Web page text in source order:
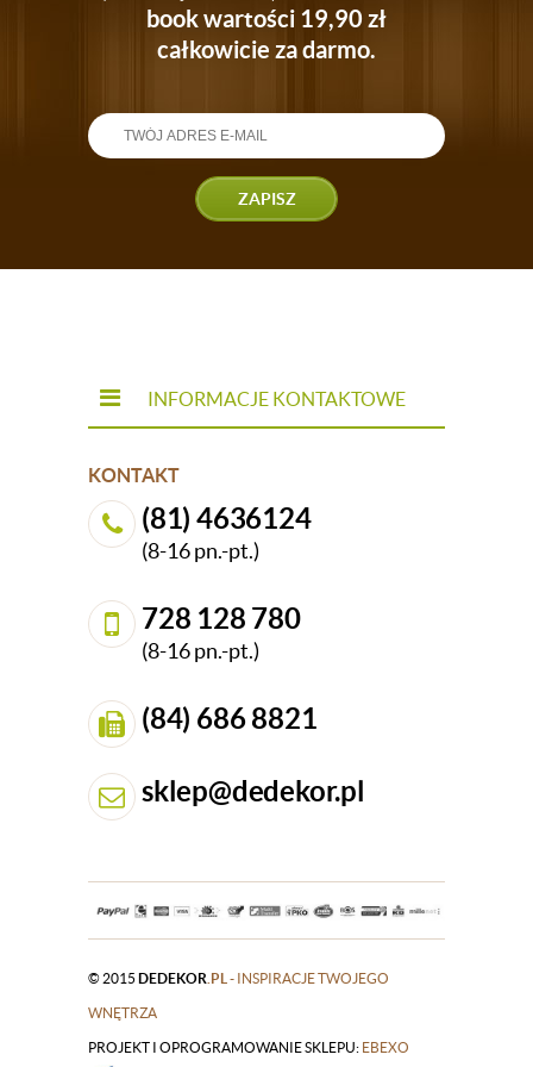
book wartości 19,90 zł
całkowicie za darmo.
ZAPISZ
INFORMACJE KONTAKTOWE
KONTAKT
(81) 4636124
(8-16 pn.-pt.)
728 128 780
(8-16 pn.-pt.)
(84) 686 8821
sklep@dedekor.pl
© 2015 DEDEKOR .PL - INSPIRACJE TWOJEGO
WNĘTRZA
|
PROJEKT I OPROGRAMOWANIE SKLEPU: EBEXO